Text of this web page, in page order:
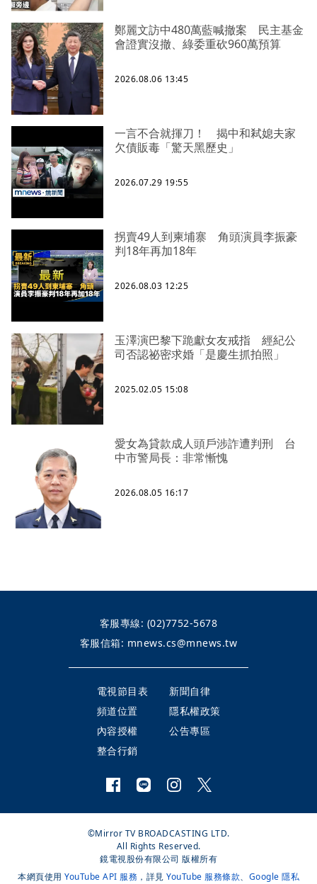
鄭麗文訪中480萬藍喊撤案 民主基金
會證實沒撤、綠委重砍960萬預算
2026.08.06 13:45
一言不合就揮刀！ 揭中和弒媳夫家
欠債販毒「驚天黑歷史」
2026.07.29 19:55
拐賣49人到柬埔寨 角頭演員李振豪
判18年再加18年
2026.08.03 12:25
玉澤演巴黎下跪獻女友戒指 經紀公
司否認祕密求婚「是慶生抓拍照」
2025.02.05 15:08
愛女為貸款成人頭戶涉詐遭判刑 台
中市警局長：非常慚愧
2026.08.05 16:17
客服專線: (02)7752-5678
客服信箱: mnews.cs@mnews.tw
電視節目表
新聞自律
頻道位置
隱私權政策
內容授權
公告專區
整合行銷
©Mirror TV BROADCASTING LTD.
All Rights Reserved.
鏡電視股份有限公司 版權所有
本網頁使用 YouTube API 服務 ，詳見 YouTube 服務條款、 Google 隱私